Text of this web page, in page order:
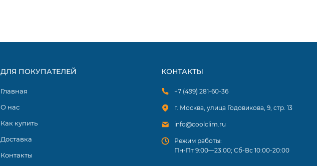
ДЛЯ ПОКУПАТЕЛЕЙ
Главная
О нас
Как купить
Доставка
Контакты
КОНТАКТЫ
+7 (499) 281-60-36
г. Москва, улица Годовикова, 9, стр. 13
info@coolclim.ru
Режим работы:
Пн-Пт 9:00—23:00; Сб-Вс 10:00-20:00